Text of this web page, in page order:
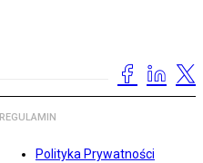
REGULAMIN
Polityka Prywatności